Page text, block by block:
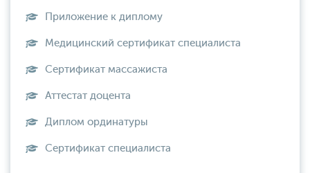
Приложение к диплому
Медицинский сертификат специалиста
Сертификат массажиста
Аттестат доцента
Диплом ординатуры
Сертификат специалиста